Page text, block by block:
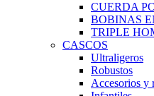
CUERDA
BOBINAS
TRIPLE
CASCOS
Ultraligeros
Robustos
Accesorios y